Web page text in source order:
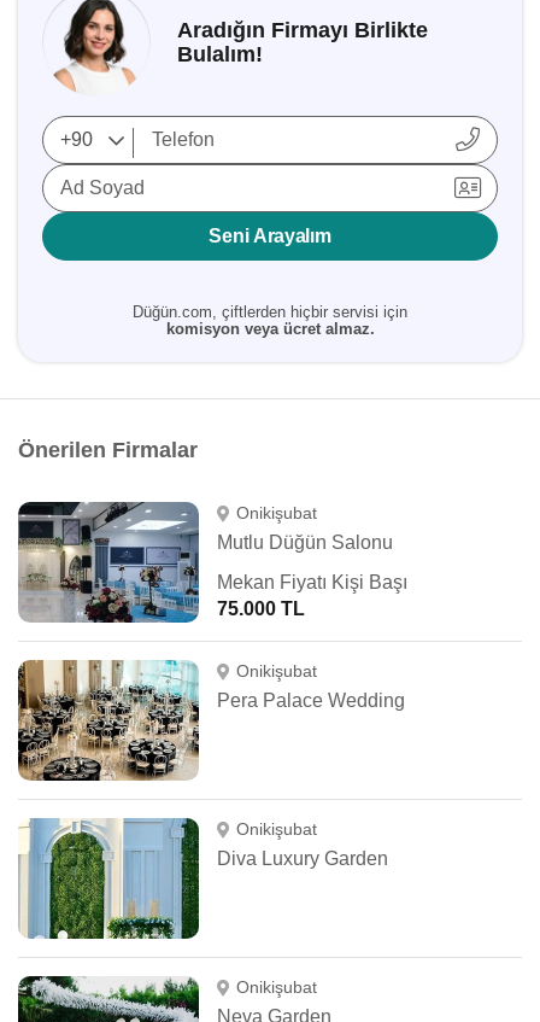
Aradığın Firmayı Birlikte
Bulalım!
Ad Soyad
Seni Arayalım
Düğün.com, çiftlerden hiçbir servisi için
komisyon veya ücret almaz.
Önerilen Firmalar
Onikişubat
Mutlu Düğün Salonu
Mekan Fiyatı Kişi Başı
75.000 TL
Onikişubat
Pera Palace Wedding
Onikişubat
Diva Luxury Garden
Onikişubat
Neva Garden